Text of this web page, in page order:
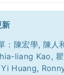
：陳宏學, 陳人
liang Kao,
Huang,